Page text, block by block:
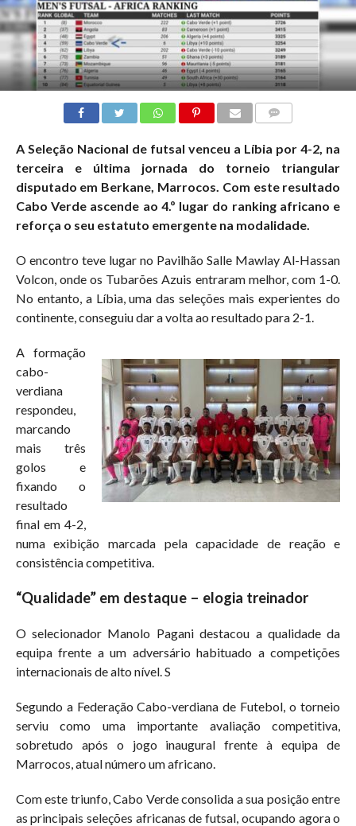
A Seleção Nacional de futsal venceu a Líbia por 4-2, na
terceira e última jornada do torneio triangular
disputado em Berkane, Marrocos. Com este resultado
Cabo Verde ascende ao 4.º lugar do ranking africano e
reforça o seu estatuto emergente na modalidade.
O encontro teve lugar no Pavilhão Salle Mawlay Al-Hassan
Volcon, onde os Tubarões Azuis entraram melhor, com 1-0.
No entanto, a Líbia, uma das seleções mais experientes do
continente, conseguiu dar a volta ao resultado para 2-1.
A formação
cabo-
verdiana
respondeu,
marcando
mais três
golos e
fixando o
resultado
final em 4-2,
numa exibição marcada pela capacidade de reação e
consistência competitiva.
“Qualidade” em destaque – elogia treinador
O selecionador Manolo Pagani destacou a qualidade da
equipa frente a um adversário habituado a competições
internacionais de alto nível. S
Segundo a Federação Cabo-verdiana de Futebol, o torneio
serviu como uma importante avaliação competitiva,
sobretudo após o jogo inaugural frente à equipa de
Marrocos, atual número um africano.
Com este triunfo, Cabo Verde consolida a sua posição entre
as principais seleções africanas de futsal, ocupando agora o